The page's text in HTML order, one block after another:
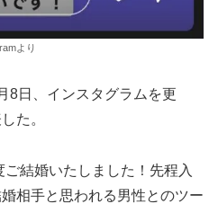
より
8日、インスタグラムを更
た。
結婚いたしました！先程入
相手と思われる男性とのツー